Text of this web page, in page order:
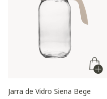
Jarra de Vidro Siena Bege